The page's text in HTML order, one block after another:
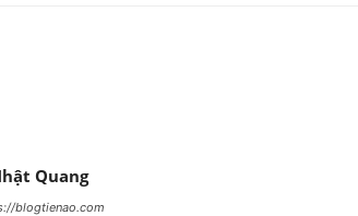
Quang
blogtienao.com